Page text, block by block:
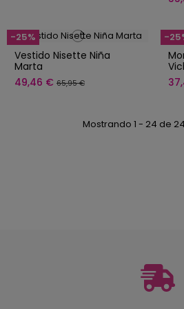
-25%
Vestido Nisette Niña
Marta
49,46 € 65,95 €
-
Mostrando 1 - 24 de